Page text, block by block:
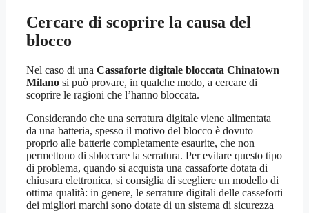
Cercare di scoprire la causa del
blocco
Nel caso di una Cassaforte digitale bloccata Chinatown
Milano si può provare, in qualche modo, a cercare di
scoprire le ragioni che l’hanno bloccata.
Considerando che una serratura digitale viene alimentata
da una batteria, spesso il motivo del blocco è dovuto
proprio alle batterie completamente esaurite, che non
permettono di sbloccare la serratura. Per evitare questo tipo
di problema, quando si acquista una cassaforte dotata di
chiusura elettronica, si consiglia di scegliere un modello di
ottima qualità: in genere, le serrature digitali delle casseforti
dei migliori marchi sono dotate di un sistema di sicurezza